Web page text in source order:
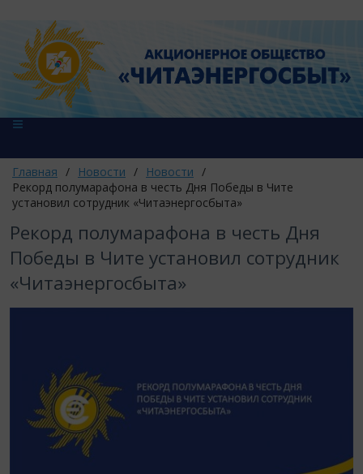
Главная / Новости / Новости /
​Рекорд полумарафона в честь Дня Победы в Чите
установил сотрудник «Читаэнергосбыта»
​Рекорд полумарафона в честь Дня
Победы в Чите установил сотрудник
«Читаэнергосбыта»